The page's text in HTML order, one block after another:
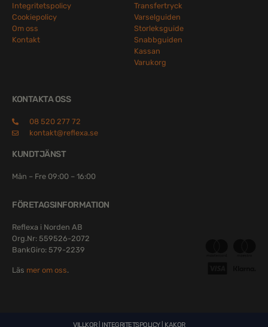
Integritetspolicy
Cookiepolicy
Om oss
Kontakt
Transfertryck
Varselguiden
Storleksguide
Snabbguiden
Kassan
Varukorg
KONTAKTA OSS
08 520 277 72
kontakt@reflexa.se
KUNDTJÄNST
Mån – Fre 09:00 – 16:00
FÖRETAGSINFORMATION
Reflexa i Norden AB
Org.Nr: 559526-2072
BankGiro: 579-2239
Läs mer om oss.
VILLKOR| INTEGRITETSPOLICY| KAKOR